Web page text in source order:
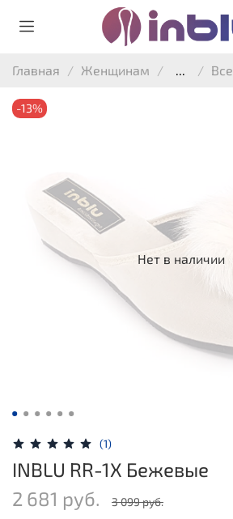
Главная Женщинам ... Все
Нет в наличии
-13%
(1)
INBLU RR-1X Бежевые
2 681 руб.
3 099 руб.